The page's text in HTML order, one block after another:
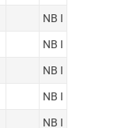
NB I
NB I
NB I
NB I
NB I